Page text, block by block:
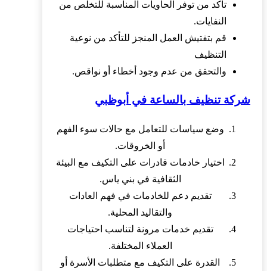
تأكد من توفر الحاويات المناسبة للتخلص من
النفايات.
قم بتفتيش العمل المنجز للتأكد من نوعية
التنظيف
والتحقق من عدم وجود أخطاء أو نواقص.
شركة تنظيف بالساعة في أبوظبي
وضع سياسات للتعامل مع حالات سوء الفهم
أو الخروقات.
اختيار خادمات قادرات على التكيف مع البيئة
الثقافية في بني ياس.
تقديم دعم للخادمات في فهم العادات
والتقاليد المحلية.
تقديم خدمات مرونة لتناسب احتياجات
العملاء المختلفة.
القدرة على التكيف مع متطلبات الأسرة أو